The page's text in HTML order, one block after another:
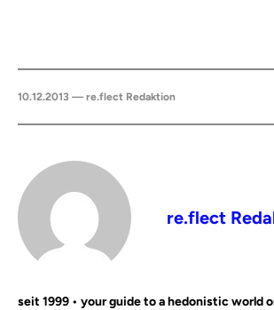
10.12.2013 — re.flect Redaktion
re.flect
seit 1999 • your guide to a hedonistic world